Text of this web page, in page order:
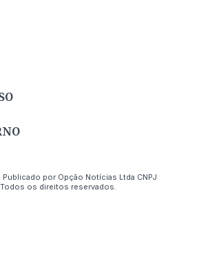
por Opção Notícias Ltda CNPJ
os direitos reservados.